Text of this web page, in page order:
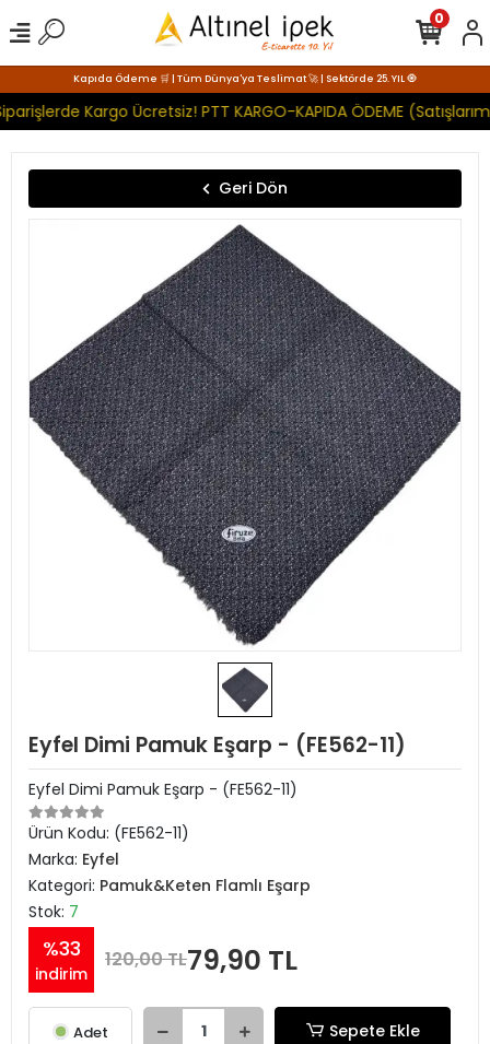
Kapıda Ödeme 🛒 | Tüm Dünya'ya Teslimat 🚀 | Sektörde 25. YIL 🧿
Kargo Ücretsiz! PTT KARGO-KAPIDA ÖDEME
0
Geri Dön
Eyfel Dimi Pamuk Eşarp - (FE562-11)
Eyfel Dimi Pamuk Eşarp - (FE562-11)
Ürün Kodu: (FE562-11)
Marka: Eyfel
Kategori: Pamuk&Keten Flamlı Eşarp
Stok: 7
%33
indirim
120,00 TL79,90 TL
Adet Sepete Ekle